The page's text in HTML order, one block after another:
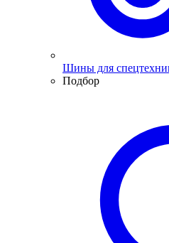
Шины для
Подбор